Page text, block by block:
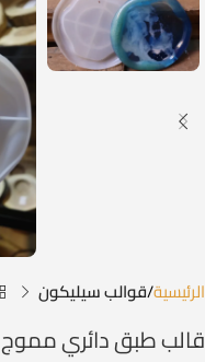
الرئيسية قوالب سيليكون
قالب طبق دائري مموج